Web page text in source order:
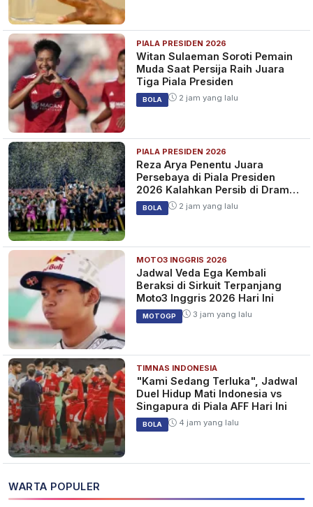
PIALA PRESIDEN 2026
Witan Sulaeman Soroti Pemain
Muda Saat Persija Raih Juara
Tiga Piala Presiden
BOLA 2 jam yang lalu
PIALA PRESIDEN 2026
Reza Arya Penentu Juara
Persebaya di Piala Presiden
2026 Kalahkan Persib di Drama
Adu Penalti
BOLA 2 jam yang lalu
MOTO3 INGGRIS 2026
Jadwal Veda Ega Kembali
Beraksi di Sirkuit Terpanjang
Moto3 Inggris 2026 Hari Ini
MOTOGP 3 jam yang lalu
TIMNAS INDONESIA
"Kami Sedang Terluka", Jadwal
Duel Hidup Mati Indonesia vs
Singapura di Piala AFF Hari Ini
BOLA 4 jam yang lalu
WARTA POPULER